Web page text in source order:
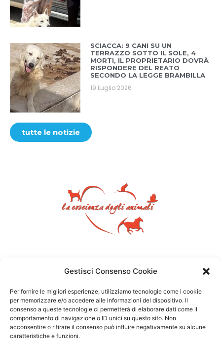
Gestisci Consenso Cookie
Per fornire le migliori esperienze, utilizziamo tecnologie come i cookie
per memorizzare e/o accedere alle informazioni del dispositivo. Il
consenso a queste tecnologie ci permetterà di elaborare dati come il
comportamento di navigazione o ID unici su questo sito. Non
acconsentire o ritirare il consenso può influire negativamente su alcune
caratteristiche e funzioni.
SCIACCA: 9 CANI SU UN
TERRAZZO SOTTO IL SOLE, 4
MORTI, IL PROPRIETARIO DOVRÀ
RISPONDERE DEL REATO
SECONDO LA LEGGE BRAMBILLA
19 Luglio 2026
tutte le notizie